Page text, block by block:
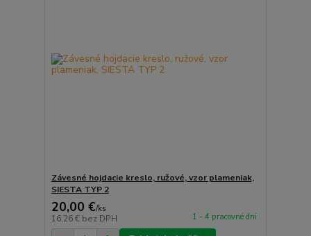
Závesné hojdacie kreslo, ružové, vzor plameniak,
SIESTA TYP 2
20,00 €/ks
16,26 € bez DPH 1 - 4 pracovné dni